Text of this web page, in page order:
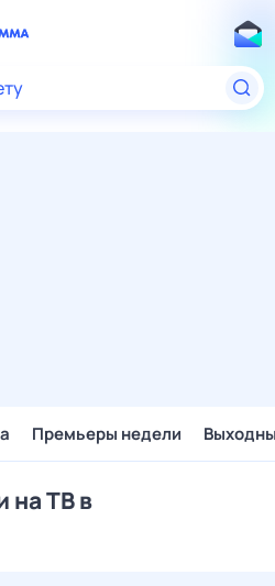
Премьеры недели
на ТВ в